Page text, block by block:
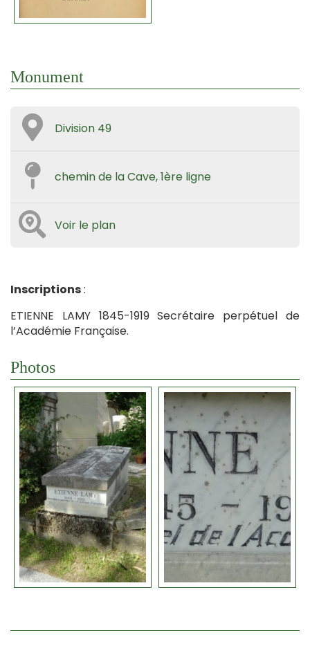
Monument
Division 49
chemin de la Cave, 1ère ligne
Voir le plan
Inscriptions:
ETIENNE LAMY 1845-1919 Secrétaire perpétuel de
l’Académie Française.
Photos